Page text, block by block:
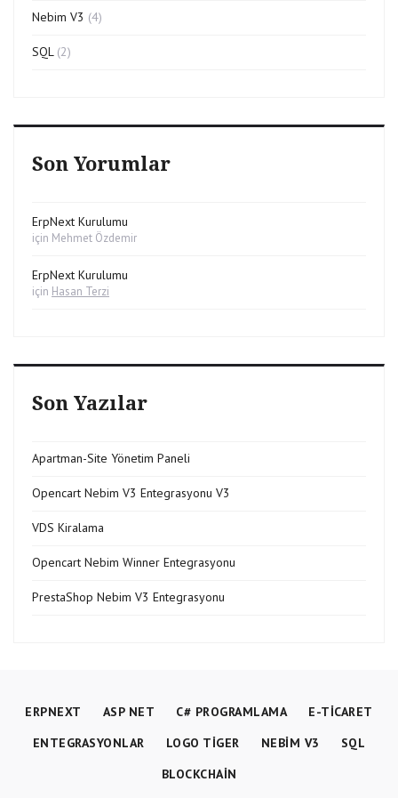
Nebim V3 (4)
SQL(2)
Son Yorumlar
ErpNext Kurulumu
için Mehmet Özdemir
ErpNext Kurulumu
için Hasan Terzi
Son Yazılar
Apartman-Site Yönetim Paneli
Opencart Nebim V3 Entegrasyonu V3
VDS Kiralama
Opencart Nebim Winner Entegrasyonu
PrestaShop Nebim V3 Entegrasyonu
ERPNEXT ASP NET C# PROGRAMLAMA
E-TICARET
ENTEGRASYONLAR
LOGO TIGER NEBIM V3
SQL
BLOCKCHAIN